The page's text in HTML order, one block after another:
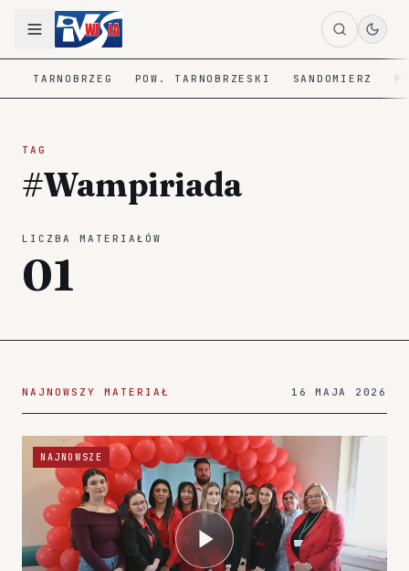
TARNOBRZEG POW. TARNOBRZESKI SANDOMIERZ
TAG
#Wampiriada
LICZBA MATERIAŁÓW
01
NAJNOWSZY MATERIAŁ 16 MAJA 2026
NAJNOWSZE